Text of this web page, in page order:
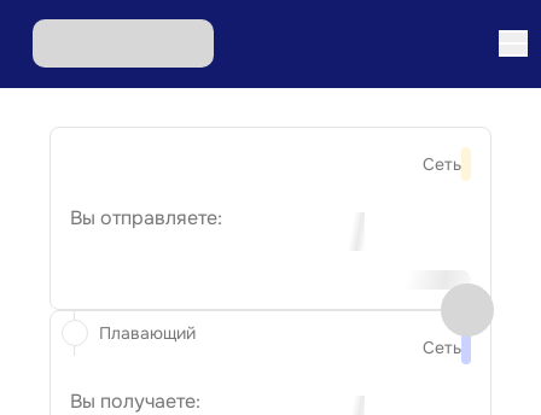
Сеть
Вы отправляете:
Сеть
Вы получаете:
Плавающий